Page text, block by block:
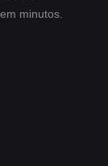
minutos.